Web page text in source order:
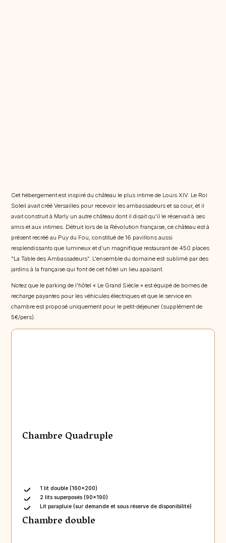
Cet hébergement est inspiré du château le plus intime de Louis XIV. Le Roi
Soleil avait créé Versailles pour recevoir les ambassadeurs et sa cour, et il
avait construit à Marly un autre château dont il disait qu'il le réservait à ses
amis et aux intimes. Détruit lors de la Révolution française, ce château est à
présent recréé au Puy du Fou, constitué de 16 pavillons aussi
resplendissants que lumineux et d'un magnifique restaurant de 450 places
"La Table des Ambassadeurs". L'ensemble du domaine est sublimé par des
jardins à la française qui font de cet hôtel un lieu apaisant.
Notez que le parking de l'hôtel « Le Grand Siècle » est équipé de bornes de
recharge payantes pour les véhicules électriques et que le service en
chambre est proposé uniquement pour le petit-déjeuner (supplément de
5€/pers).
Chambre Quadruple
1 lit double (160x200)
2 lits superposés (90x190)
Lit parapluie (sur demande et sous réserve de disponibilité)
Chambre double